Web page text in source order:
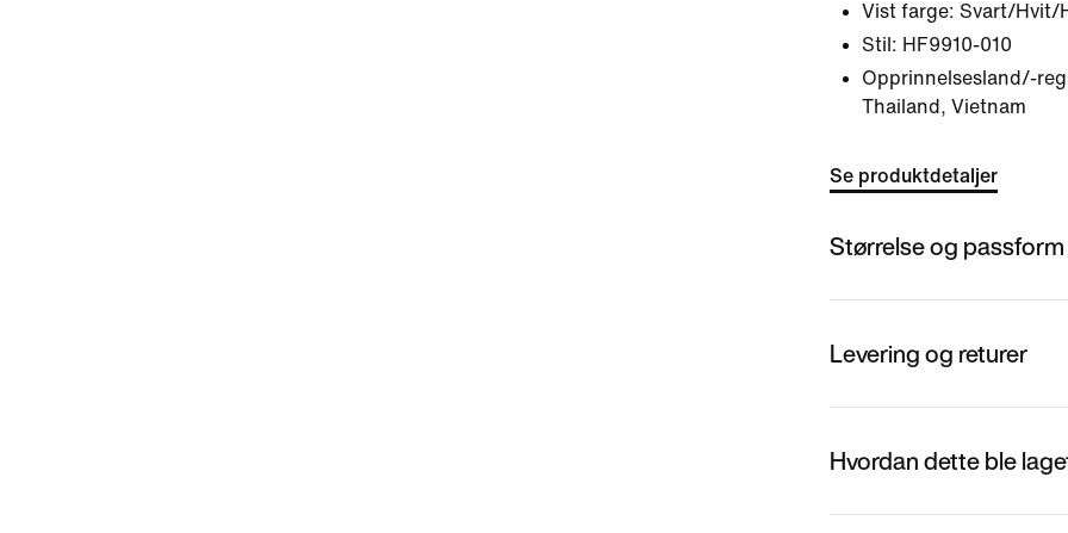
Vist farge: Svart/Hvit/
Stil: HF9910-010
Opprinnelsesland/-
Thailand, Vietnam
Se produktdetaljer
Størrelse og passform
Levering og returer
Hvordan dette ble